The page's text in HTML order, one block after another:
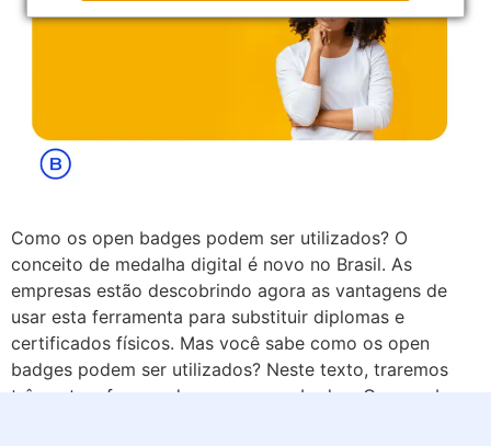
Como os open badges podem ser utilizados? O
conceito de medalha digital é novo no Brasil. As
empresas estão descobrindo agora as vantagens de
usar esta ferramenta para substituir diplomas e
certificados físicos. Mas você sabe como os open
badges podem ser utilizados? Neste texto, traremos
três outras formas de usar o open badge. Quem sabe